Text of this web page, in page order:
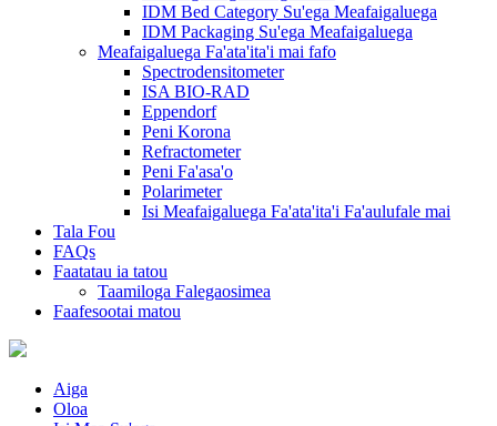
IDM Bed Category Su'ega Meafaigaluega
IDM Packaging Su'ega Meafaigaluega
Meafaigaluega Fa'ata'ita'i mai fafo
Spectrodensitometer
ISA BIO-RAD
Eppendorf
Peni Korona
Refractometer
Peni Fa'asa'o
Polarimeter
Isi Meafaigaluega Fa'ata'ita'i Fa'aulufale mai
Tala Fou
FAQs
Faatatau ia tatou
Taamiloga Falegaosimea
Faafesootai matou
Aiga
Oloa